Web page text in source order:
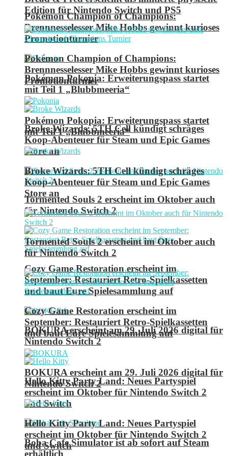
Pokémon Champion of Champions:
Brennnesselesser Mike Hobbs gewinnt kurioses
Promotionturnier
Pokémon Pokopia: Erweiterungspass startet
mit Teil 1 „Blubbmeeria“
Broke Wizards: 5TH Cell kündigt schräges
Koop-Abenteuer für Steam und Epic Games
Store an
Tormented Souls 2 erscheint im Oktober auch
für Nintendo Switch 2
Cozy Game Restoration erscheint im
September: Restauriert Retro-Spielkassetten
und baut Eure Spielesammlung auf
BOKURA erscheint am 29. Juli 2026 digital für
Nintendo Switch 2
Hello Kitty Party Land: Neues Partyspiel
erscheint im Oktober für Nintendo Switch 2
und Switch
Boba Cafe Simulator ist ab sofort auf Steam
erhältlich
Edition für Nintendo Switch und PS5
Pokémon Champion of Champions:
Brennnesselesser Mike Hobbs gewinnt kurioses
Promotionturnier
Pokémon Pokopia: Erweiterungspass startet
mit Teil 1 „Blubbmeeria“
Broke Wizards: 5TH Cell kündigt schräges
Koop-Abenteuer für Steam und Epic Games
Store an
Tormented Souls 2 erscheint im Oktober auch
für Nintendo Switch 2
Cozy Game Restoration erscheint im
September: Restauriert Retro-Spielkassetten
und baut Eure Spielesammlung auf
BOKURA erscheint am 29. Juli 2026 digital für
Nintendo Switch 2
Hello Kitty Party Land: Neues Partyspiel
erscheint im Oktober für Nintendo Switch 2
und Switch